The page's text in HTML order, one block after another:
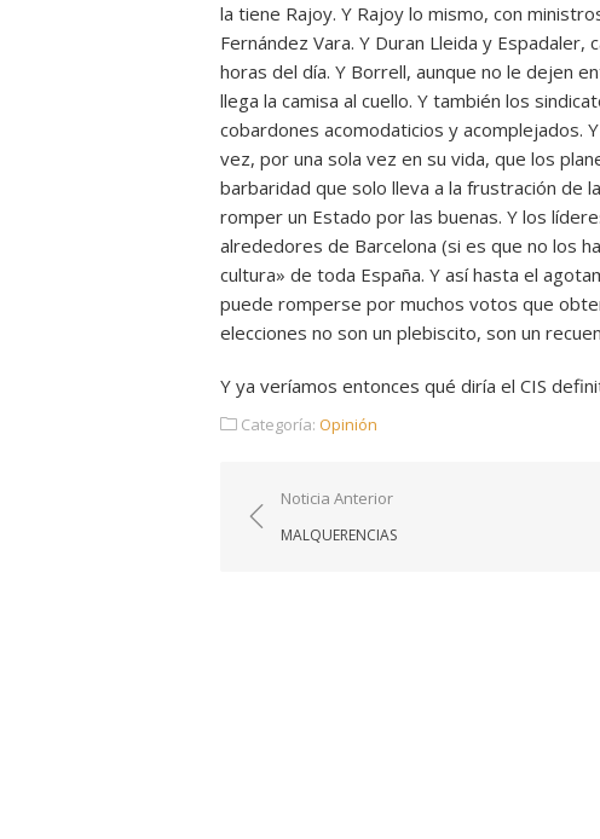
la tiene Rajoy. Y Rajoy lo mismo, con
Fernández Vara. Y Duran Lleida y Espadaler,
horas del día. Y Borrell, aunque no le dejen
llega la camisa al cuello. Y también los
cobardones acomodaticios y acomplejados.
vez, por una sola vez en su vida, que los
barbaridad que solo lleva a la frustración de
romper un Estado por las buenas. Y los
alrededores de Barcelona (si es que no los
cultura» de toda España. Y así hasta el
puede romperse por muchos votos que
elecciones no son un plebiscito, son un
Y ya veríamos entonces qué diría el CIS
Categoría: Opinión
Navegación
de
Noticia Anterior
MALQUERENCIAS